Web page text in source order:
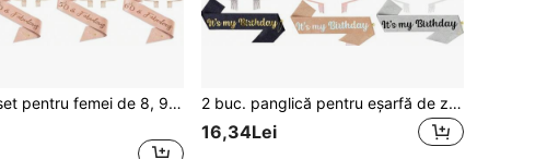
Set 2 buc/set pentru femei de 8, 9, 10, 13, 16, 18, 21, 30, 40, 50, 60, 70, 80 ani, coroană aur roz, bandă pentru păr, pieptăn pentru păr, tiară cu stras și cristal, decor pentru La la mulți ani, decor pentru aniversare, eșarfă de petrecere
2 buc. panglică pentru eșarfă de zi de naștere, coroană de zi de naștere, bandă pentru cap cu stras, eșarfă de zi de naștere cu agrafă, coroană și panglică "La mulți ani", potrivite pentru petrecere de zi de naștere, decor pentru bal, accesoriu pentru mireasă
16,34Lei